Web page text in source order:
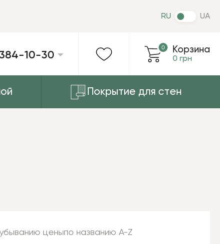
10-30
Корзина
0 грн
0
RU UA
Покрытие для стен
ценыпо названию A-Z